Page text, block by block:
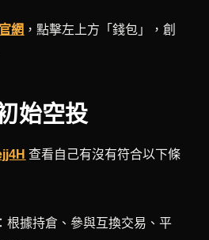
網 ，點擊左上方「錢包」，創
始空投
查看自己有沒有符合以下條
根據持倉、參與互換交易、平